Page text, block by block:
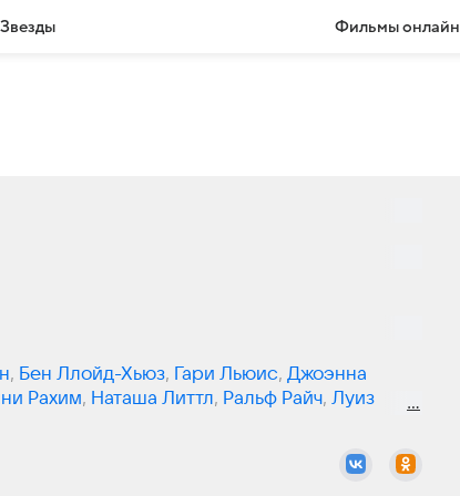
Звезды Фильмы онлайн
, Бен Ллойд-Хьюз, Гари Льюис, Джоэнна
Рахим, Наташа Литтл, Ральф Райч, Луиз